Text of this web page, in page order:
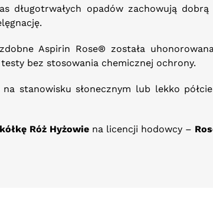
długotrwałych opadów zachowują
Aspirin Rose® została
bez stosowania chemicznej ochrony.
stanowisku słonecznym lub lekko
Róż Hyżowie na licencji hodowcy –